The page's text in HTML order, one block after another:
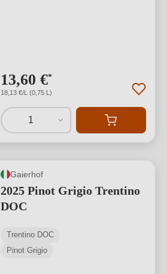
13,60 €*
18,13 €/L (0,75 L)
1
Gaierhof
2025 Pinot Grigio Trentino
DOC
Trentino DOC
Pinot Grigio